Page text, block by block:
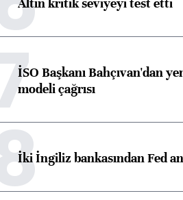
İSO Başkanı Bahçıvan'dan
modeli çağrısı
İki İngiliz bankasından Fed